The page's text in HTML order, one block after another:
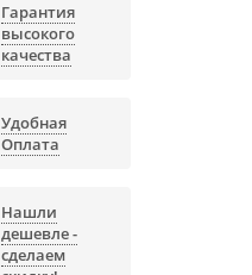
Гарантия
высокого
качества
Удобная
Оплата
Нашли
дешевле -
сделаем